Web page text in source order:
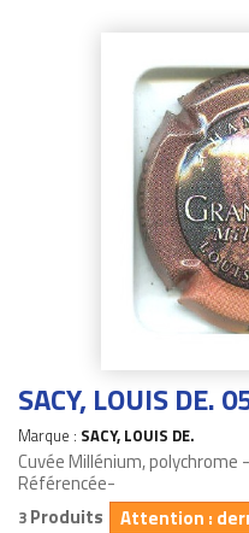
SACY, LOUIS DE.
Marque : SACY, LOUIS DE.
Cuvée Millénium, polychrome
Référencée-
3 Produits Attention :